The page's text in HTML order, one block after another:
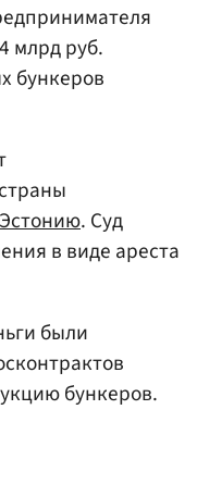
млрд руб.
бункеров
Эстонию. Суд
в виде ареста
были
бункеров.